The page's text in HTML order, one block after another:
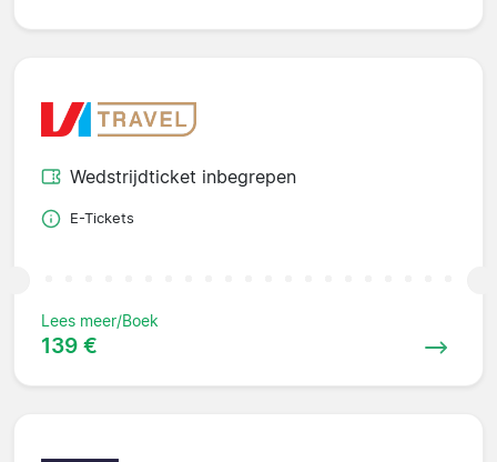
Wedstrijdticket inbegrepen
E-Tickets
Lees meer/Boek
139 €